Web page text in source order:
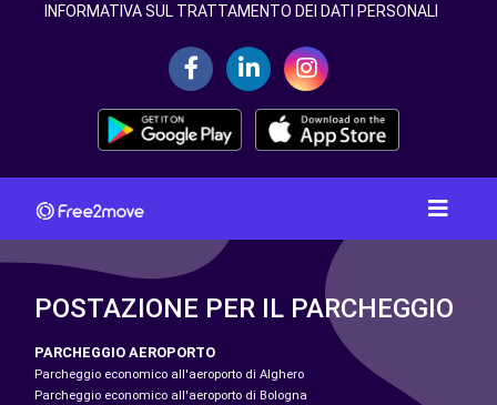
INFORMATIVA SUL TRATTAMENTO DEI DATI PERSONALI
POSTAZIONE PER IL PARCHEGGIO
PARCHEGGIO AEROPORTO
Parcheggio economico all'aeroporto di Alghero
Parcheggio economico all'aeroporto di Bologna